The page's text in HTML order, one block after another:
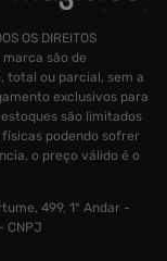
Tênis New Balance ABZORB 2010 Unissex
Tamanho:
OS DIREITOS
marca são de
total ou parcial, sem a
exclusivos para
são limitados
físicas podendo sofrer
o preço válido é o
499, 1° Andar -
CNPJ